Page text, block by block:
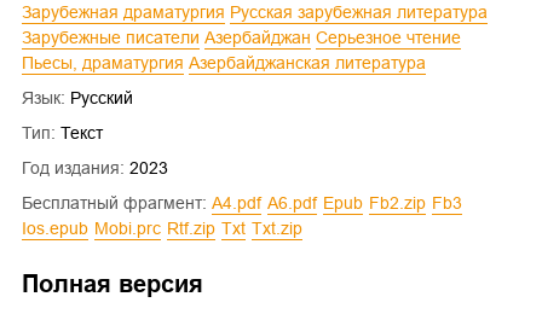
Зарубежная драматургия
Русская зарубежная литература
Зарубежные писатели
Азербайджан
Серьезное чтение
Пьесы, драматургия
Азербайджанская литература
Язык: Русский
Тип: Текст
Год издания: 2023
Бесплатный фрагмент:
a4.pdf a6.pdf epub fb2.zip
fb3
ios.epub
mobi.prc rtf.zip txt txt.zip
Полная версия